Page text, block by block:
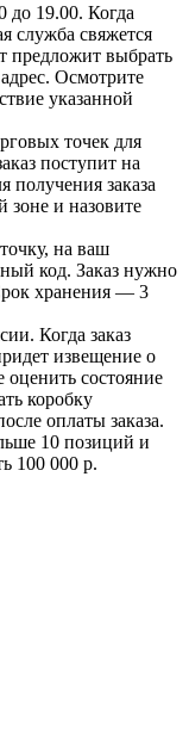
до 19.00. Когда
служба свяжется
предложит выбрать
Осмотрите
указанной
точек для
поступит на
получения заказа
зоне и назовите
на ваш
код. Заказ нужно
хранения — 3
Когда заказ
извещение о
состояние
коробку
оплаты заказа.
10 позиций и
100 000 р.